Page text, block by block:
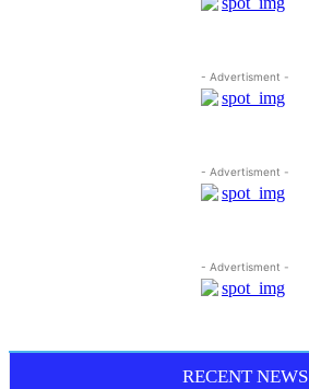
- Advertisment -
- Advertisment -
- Advertisment -
RECENT NEWS